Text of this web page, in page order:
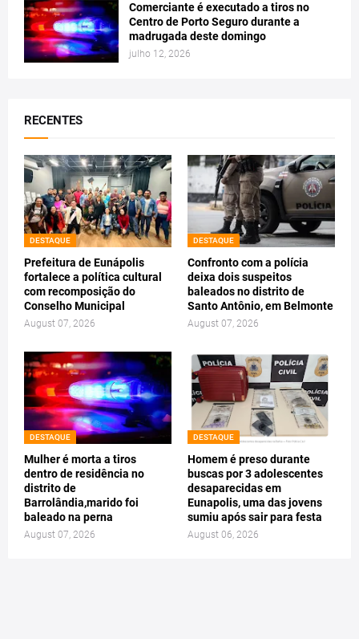
Comerciante é executado a tiros no
Centro de Porto Seguro durante a
madrugada deste domingo
julho 12, 2026
RECENTES
DESTAQUE
Prefeitura de Eunápolis
fortalece a política cultural
com recomposição do
Conselho Municipal
August 07, 2026
DESTAQUE
Confronto com a polícia
deixa dois suspeitos
baleados no distrito de
Santo Antônio, em Belmonte
August 07, 2026
DESTAQUE
Mulher é morta a tiros
dentro de residência no
distrito de
Barrolândia,marido foi
baleado na perna
August 07, 2026
DESTAQUE
Homem é preso durante
buscas por 3 adolescentes
desaparecidas em
Eunapolis, uma das jovens
sumiu após sair para festa
August 06, 2026